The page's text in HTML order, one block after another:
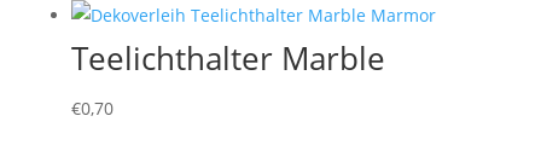
Teelichthalter Marble
€0,70